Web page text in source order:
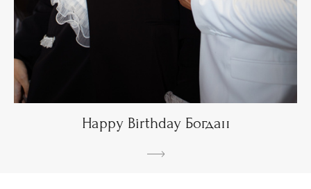
Happy Birthday Богдан